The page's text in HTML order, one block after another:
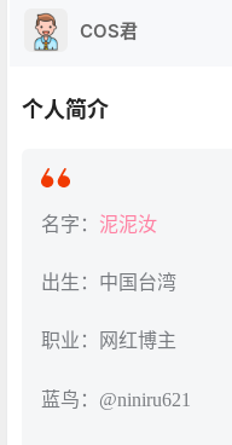
COS君
个人简介
名字： 泥泥汝
出生：中国台湾
职业：网红博主
蓝鸟：@niniru621